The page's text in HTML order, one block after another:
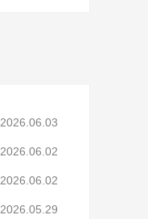
2026.06.03
2026.06.02
2026.06.02
2026.05.29